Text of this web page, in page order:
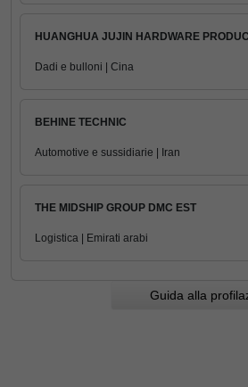
HUANGHUA JUJIN HARDWARE
Dadi e bulloni | Cina
BEHINE TECHNIC
Automotive e sussidiarie | Iran
THE MIDSHIP GROUP DMC EST
Logistica | Emirati arabi
Guida alla